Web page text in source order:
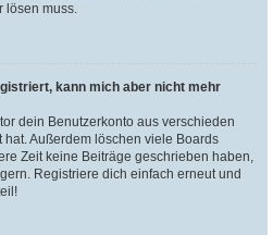
lösen muss.
kann mich aber nicht mehr
dein Benutzerkonto aus verschieden
Außerdem löschen viele Boards
Zeit keine Beiträge geschrieben haben,
Registriere dich einfach erneut und